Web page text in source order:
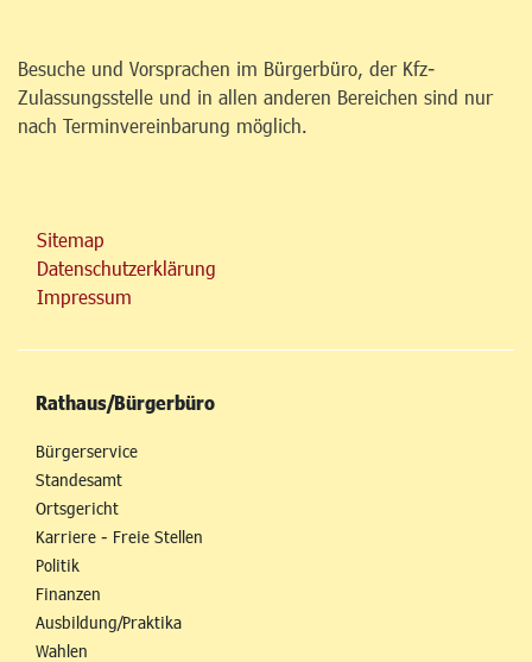
Besuche und Vorsprachen im Bürgerbüro, der Kfz-
Zulassungsstelle und in allen anderen Bereichen sind nur
nach Terminvereinbarung möglich.
Sitemap
Datenschutzerklärung
Impressum
Rathaus/Bürgerbüro
Bürgerservice
Standesamt
Ortsgericht
Karriere - Freie Stellen
Politik
Finanzen
Ausbildung/Praktika
Wahlen